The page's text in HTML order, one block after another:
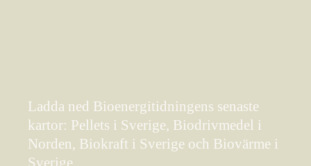
Ladda ned Bioenergitidningens senaste
kartor: Pellets i Sverige, Biodrivmedel i
Norden, Biokraft i Sverige och Biovärme i
Sverige.